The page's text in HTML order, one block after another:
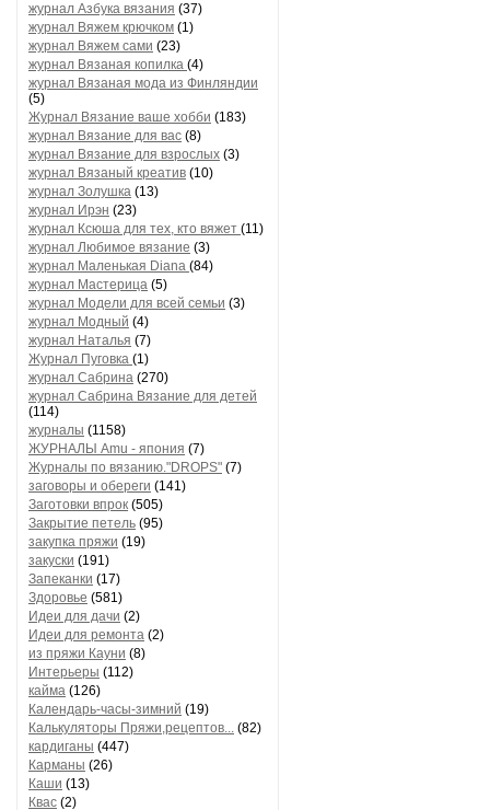
журнал Азбука вязания (37)
журнал Вяжем крючком (1)
журнал Вяжем сами (23)
журнал Вязаная копилка (4)
журнал Вязаная мода из Финляндии
(5)
Журнал Вязание ваше хобби (183)
журнал Вязание для вас (8)
журнал Вязание для взрослых (3)
журнал Вязаный креатив (10)
журнал Золушка (13)
журнал Ирэн (23)
журнал Ксюша для тех, кто вяжет (11)
журнал Любимое вязание (3)
журнал Маленькая Diana (84)
журнал Мастерица (5)
журнал Модели для всей семьи (3)
журнал Модный (4)
журнал Наталья (7)
Журнал Пуговка (1)
журнал Сабрина (270)
журнал Сабрина Вязание для детей
(114)
журналы (1158)
ЖУРНАЛЫ Amu - япония (7)
Журналы по вязанию."DROPS" (7)
заговоры и обереги (141)
Заготовки впрок (505)
Закрытие петель (95)
закупка пряжи (19)
закуски (191)
Запеканки (17)
Здоровье (581)
Идеи для дачи (2)
Идеи для ремонта (2)
из пряжи Кауни (8)
Интерьеры (112)
кайма (126)
Календарь-часы-зимний (19)
Калькуляторы Пряжи,рецептов... (82)
кардиганы (447)
Карманы (26)
Каши (13)
Квас (2)